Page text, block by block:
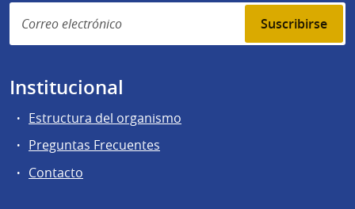
Suscribirse
Institucional
Estructura del organismo
Preguntas Frecuentes
Contacto